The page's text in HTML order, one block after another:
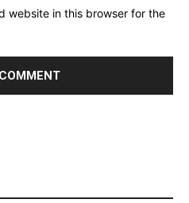
website in this browser for the